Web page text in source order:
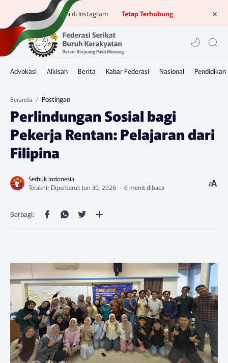
Ikuti kami di Instagram Tetap Terhubung
Beranda Postingan
Perlindungan Sosial bagi
Pekerja Rentan: Pelajaran dari
Filipina
6 menit dibaca